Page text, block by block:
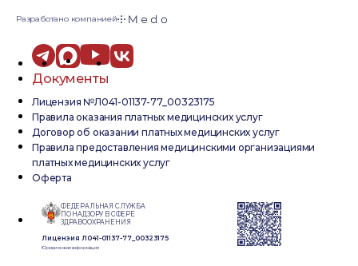
Разработано компанией
Документы
Лицензия №Л041-01137-77_00323175
Правила оказания платных медицинских услуг
Договор об оказании платных медицинских услуг
Правила предоставления медицинскими организациями
платных медицинских услуг
Оферта
ФЕДЕРАЛЬНАЯ СЛУЖБА
ПО НАДЗОРУ В СФЕРЕ
ЗДРАВООХРАНЕНИЯ
Лицензия Л041-01137-77_00323175
Юридическая информация